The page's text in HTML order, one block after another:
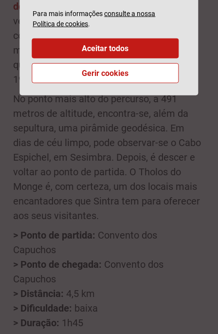
do Caminho do Monge
vegetação da serra e passa por locais
como a Memória dos Soldados. Este ponto
marca o local onde 25 soldados morreram
quando combatiam o grande incêndio de
1966.
No ponto mais alto do percurso, a 491
metros de altitude, encontra-se, além da
sepultura, uma pirâmide geodésica. Em
dias de céu limpo, pode observar-se o Cabo
Espichel, em Sesimbra. Depois, é descer e
voltar ao ponto de partida. O Tholos do
Monge é, com certeza, um dos locais mais
encantadores que Sintra tem para oferecer
aos seus visitantes.
> Ponto de partida: Convento dos
Capuchos
> Ponto de chegada: Convento dos
Capuchos
> Distância: 4,5 km
> Dificuldade: baixa
> Duração: 1h45
Para mais informaçõesconsulte a nossa
Política de cookies.
Gerir cookies
Aceitar todos